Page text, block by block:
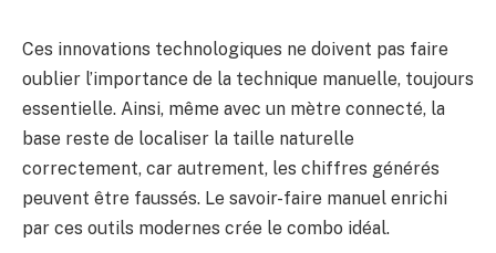
Ces innovations technologiques ne doivent pas faire
oublier l’importance de la technique manuelle, toujours
essentielle. Ainsi, même avec un mètre connecté, la
base reste de localiser la taille naturelle
correctement, car autrement, les chiffres générés
peuvent être faussés. Le savoir-faire manuel enrichi
par ces outils modernes crée le combo idéal.